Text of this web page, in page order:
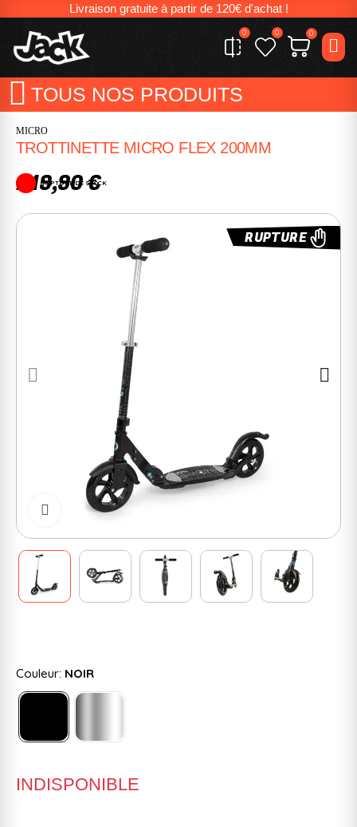
Livraison gratuite à partir de 120€ d'achat !
0 0 0
TOUS NOS PRODUITS
MICRO
TROTTINETTE MICRO FLEX 200MM
219,90 €
RUPTURE DE STOCK
RUPTURE
Cliquer pour zoomer
Couleur: NOIR
INDISPONIBLE